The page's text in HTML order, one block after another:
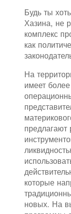
Будь ты
Хазина, не
комплекс
как
На
имеет
предлагают
которые
новых. На